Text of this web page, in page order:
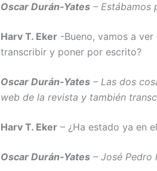
Oscar Durán-Yates – Estábamos
Harv T. Eker -Bueno, vamos a
transcribir y poner por escrito?
Oscar Durán-Yates – Las dos
web de la revista y también
Harv T. Eker – ¿Ha estado ya en
Oscar Durán-Yates – José Pedro